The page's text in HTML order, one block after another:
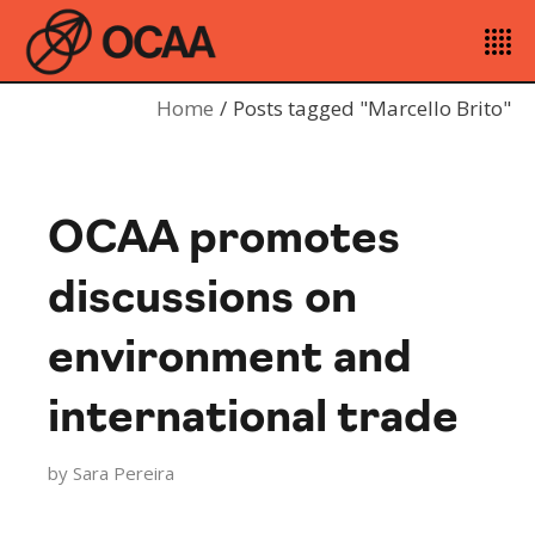
Home Posts tagged "Marcello Brito"
OCAA promotes
discussions on
environment and
international trade
by Sara Pereira